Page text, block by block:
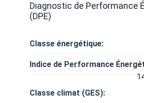
Diagnostic de Performance
(DPE)
Classe énergétique:
Indice de Performance
Classe climat (GES):